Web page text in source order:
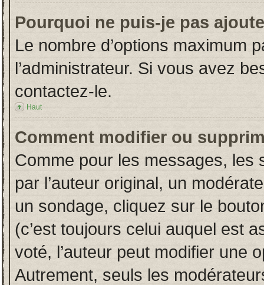
Pourquoi ne puis-je pas
Le nombre d’options maximum
l’administrateur. Si vous avez
contactez-le.
Haut
Comment modifier ou
Comme pour les messages, les
par l’auteur original, un
un sondage, cliquez sur le
(c’est toujours celui auquel est
voté, l’auteur peut modifier une
Autrement, seuls les